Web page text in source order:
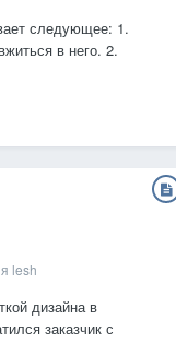
следующее: 1.
в него. 2.
мебели,
lesh
дизайна в
заказчик с